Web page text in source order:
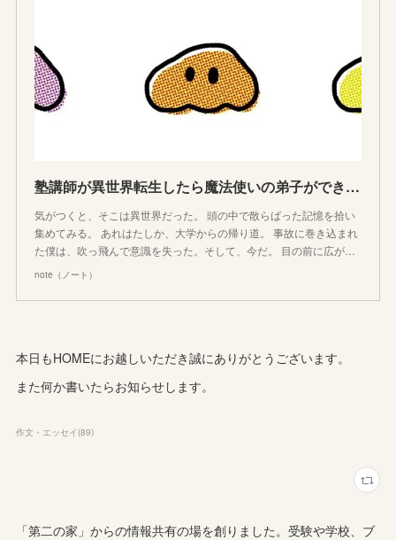
塾講師が異世界転生したら魔法使いの弟子ができました｜勉強犬の趣味の作文｜note
気がつくと、そこは異世界だった。 頭の中で散らばった記憶を拾い
集めてみる。 あれはたしか、大学からの帰り道。 事故に巻き込まれ
た僕は、吹っ飛んで意識を失った。そして、今だ。 目の前に広が…
note（ノート）
本日もHOMEにお越しいただき誠にありがとうございます。
また何か書いたらお知らせします。
作文・エッセイ (89)
「第二の家」からの情報共有の場を創りました。受験や学校、ブ